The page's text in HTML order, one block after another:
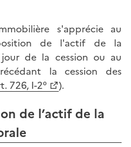
s'apprécie au
de l'actif de la
de la cession ou au
la cession des
726, I-2° ).
de l’actif de la